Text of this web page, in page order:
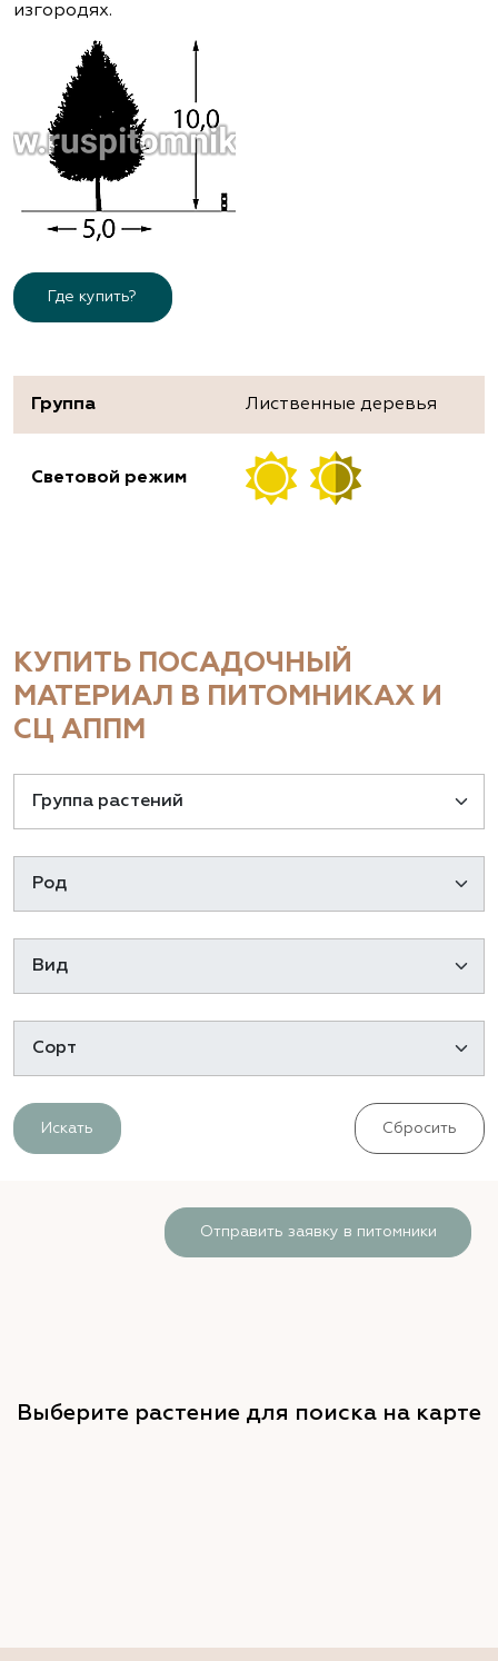
изгородях.
Где купить?
Группа Лиственные деревья
Световой режим
КУПИТЬ ПОСАДОЧНЫЙ
МАТЕРИАЛ В ПИТОМНИКАХ И
СЦ АППМ
Искать Сбросить
Отправить заявку в питомники
Выберите растение для поиска на карте